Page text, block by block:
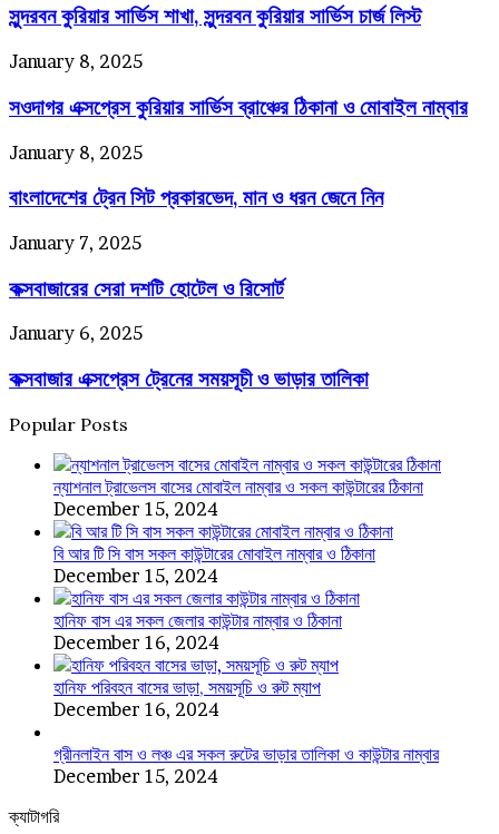
সার্ভিস
শাখা,
সুন্দরবন
সার্ভিস
লিস্ট
সুন্দরবন কুরিয়ার সার্ভিস শাখা, সুন্দরবন কুরিয়ার সার্ভিস চার্জ লিস্ট
সওদাগর
কুরিয়ার
ব্রাঞ্চের
ও
নাম্বার
January 8, 2025
সওদাগর এক্সপ্রেস কুরিয়ার সার্ভিস ব্রাঞ্চের ঠিকানা ও মোবাইল নাম্বার
বাংলাদেশের
সিট
মান
ধরন
নিন
January 8, 2025
বাংলাদেশের ট্রেন সিট প্রকারভেদ, মান ও ধরন জেনে নিন
কক্সবাজারের
দশটি
ও
January 7, 2025
কক্সবাজারের সেরা দশটি হোটেল ও রিসোর্ট
কক্সবাজার
ট্রেনের
ও
তালিকা
January 6, 2025
কক্সবাজার এক্সপ্রেস ট্রেনের সময়সূচী ও ভাড়ার তালিকা
Popular Posts
ন্যাশনাল ট্রাভেলস বাসের মোবাইল নাম্বার ও সকল কাউন্টারের ঠিকানা
December 15, 2024
বি আর টি সি বাস সকল কাউন্টারের মোবাইল নাম্বার ও ঠিকানা
December 15, 2024
হানিফ বাস এর সকল জেলার কাউন্টার নাম্বার ও ঠিকানা
December 16, 2024
হানিফ পরিবহন বাসের ভাড়া, সময়সূচি ও রুট ম্যাপ
December 16, 2024
গ্রীনলাইন বাস ও লঞ্চ এর সকল রুটের ভাড়ার তালিকা ও কাউন্টার নাম্বার
December 15, 2024
ক্যাটাগরি